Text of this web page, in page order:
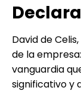
David de
de la
vanguardia
significativo y